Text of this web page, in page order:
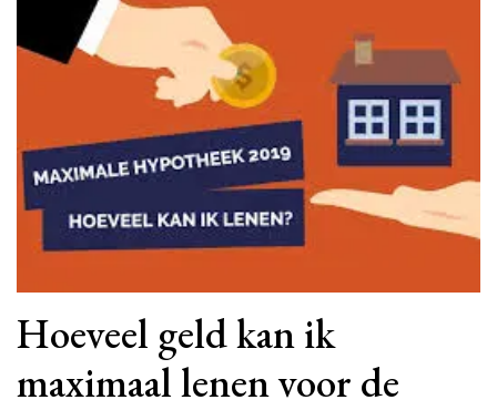
Hoeveel geld kan ik
maximaal lenen voor de